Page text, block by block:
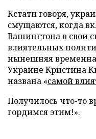
Кстати говоря,
смущаются, когда
Вашингтона в свои
влиятельных
нынешняя
Украине Кристина
названа «самой
Получилось что-то
гордимся этим!».